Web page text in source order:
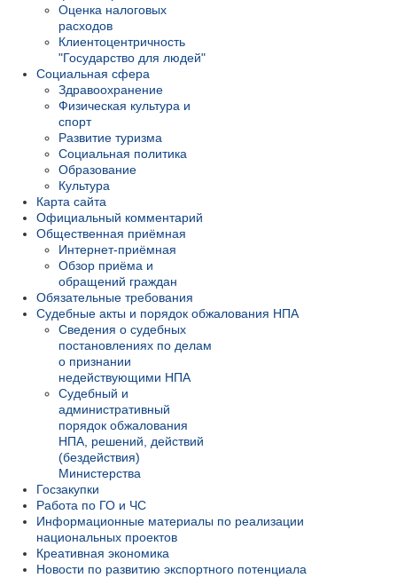
Оценка налоговых
расходов
Клиентоцентричность
"Государство для людей"
Социальная сфера
Здравоохранение
Физическая культура и
спорт
Развитие туризма
Социальная политика
Образование
Культура
Карта сайта
Официальный комментарий
Общественная приёмная
Интернет-приёмная
Обзор приёма и
обращений граждан
Обязательные требования
Судебные акты и порядок обжалования НПА
Сведения о судебных
постановлениях по делам
о признании
недействующими НПА
Судебный и
административный
порядок обжалования
НПА, решений, действий
(бездействия)
Министерства
Госзакупки
Работа по ГО и ЧС
Информационные материалы по реализации
национальных проектов
Креативная экономика
Новости по развитию экспортного потенциала